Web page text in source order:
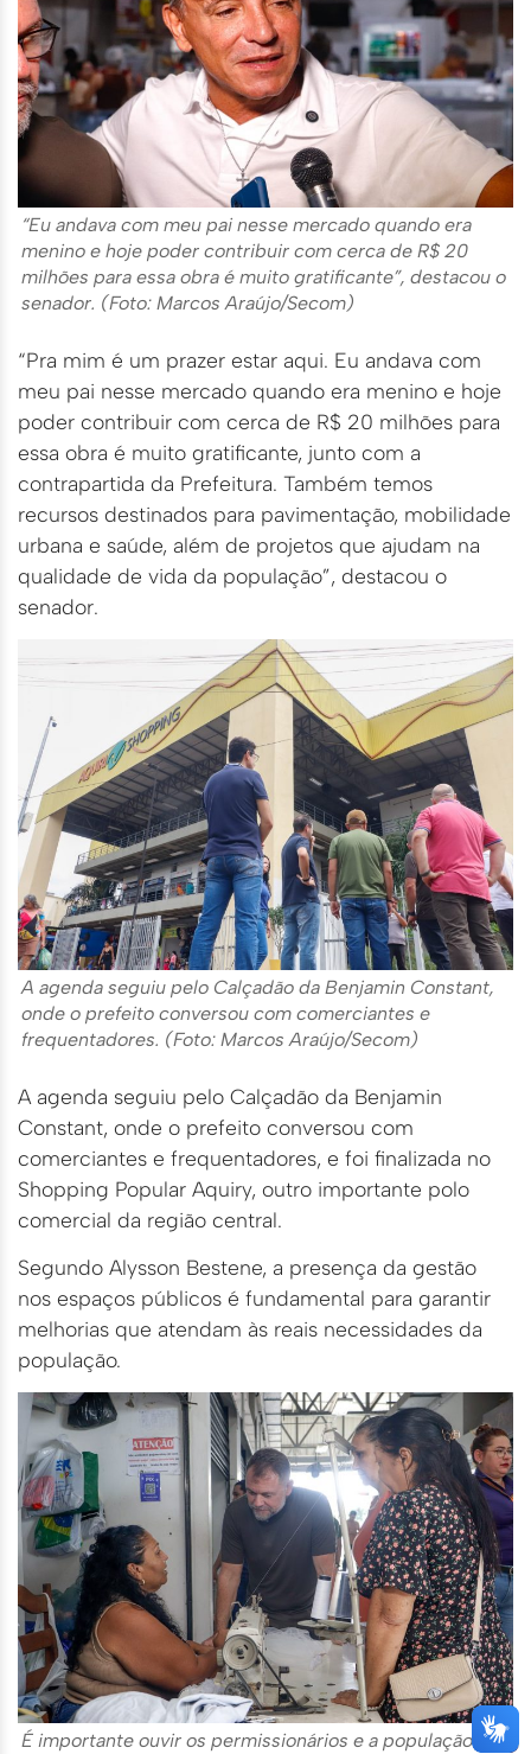
“Eu andava com meu pai nesse mercado quando era
menino e hoje poder contribuir com cerca de R$ 20
milhões para essa obra é muito gratificante”, destacou o
senador. (Foto: Marcos Araújo/Secom)
“Pra mim é um prazer estar aqui. Eu andava com
meu pai nesse mercado quando era menino e hoje
poder contribuir com cerca de R$ 20 milhões para
essa obra é muito gratificante, junto com a
contrapartida da Prefeitura. Também temos
recursos destinados para pavimentação, mobilidade
urbana e saúde, além de projetos que ajudam na
qualidade de vida da população”, destacou o
senador.
A agenda seguiu pelo Calçadão da Benjamin Constant,
onde o prefeito conversou com comerciantes e
frequentadores. (Foto: Marcos Araújo/Secom)
A agenda seguiu pelo Calçadão da Benjamin
Constant, onde o prefeito conversou com
comerciantes e frequentadores, e foi finalizada no
Shopping Popular Aquiry, outro importante polo
comercial da região central.
Segundo Alysson Bestene, a presença da gestão
nos espaços públicos é fundamental para garantir
melhorias que atendam às reais necessidades da
população.
É importante ouvir os permissionários e a população.